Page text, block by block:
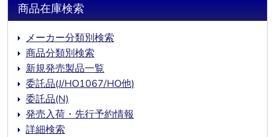
商品在庫検索
メーカー分類別検索
商品分類別検索
新規発売製品一覧
委託品(J/HO1067/HO他)
委託品(N)
発売入荷・先行予約情報
詳細検索